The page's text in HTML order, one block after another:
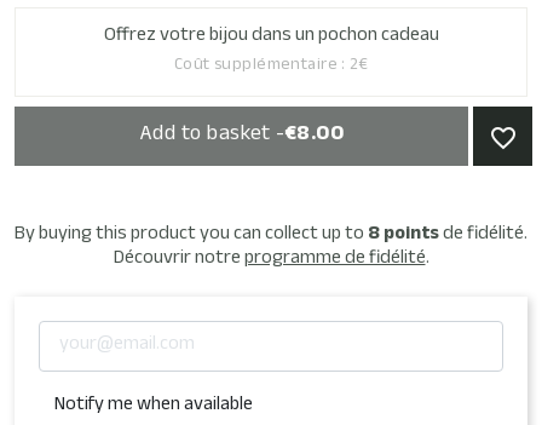
Offrez votre bijou dans un pochon cadeau
Coût supplémentaire : 2€
Add to basket -€8.00 favorite_border
By buying this product you can collect up to8pointsde fidélité.
Découvrir notreprogramme de fidélité.
Notify me when available